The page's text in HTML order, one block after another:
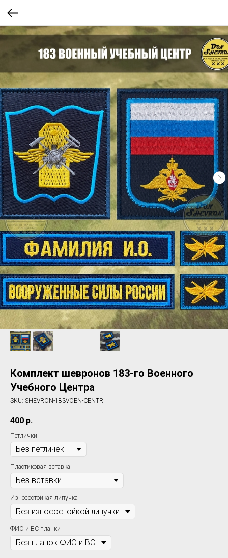
Комплект шевронов 183-го Военного
Учебного Центра
SKU: SHEVRON-183VOEN-CENTR
400 р.
Петлички
Пластиковая вставка
Износостойкая липучка
ФИО и ВС планки